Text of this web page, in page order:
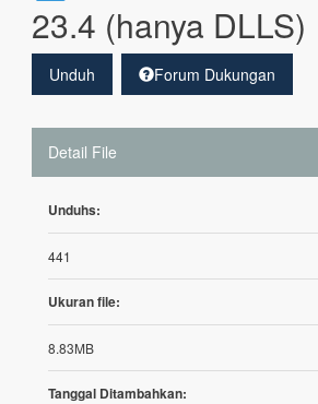
23.4 (hanya DLLS)
Unduh Forum Dukungan
Detail File
Unduhs:
441
Ukuran file:
8.83MB
Tanggal Ditambahkan: